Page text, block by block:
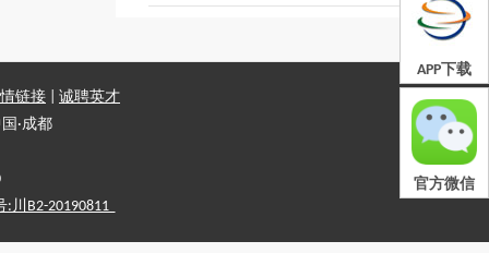
链接
诚聘英才
·成都
川B2-20190811
APP下载
官方微信